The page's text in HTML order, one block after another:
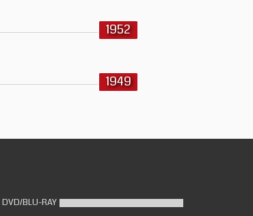
1952
1949
DVD/BLU-RAY